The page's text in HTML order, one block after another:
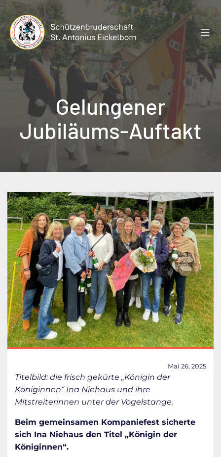
Zum
Inhalt
springen
Gelungener
Jubiläums-Auftakt
Mai 26, 2025
Titelbild: die frisch gekürte „Königin der
Königinnen“ Ina Niehaus und ihre
Mitstreiterinnen unter der Vogelstange.
Beim gemeinsamen Kompaniefest sicherte
sich Ina Niehaus den Titel „Königin der
Königinnen“.